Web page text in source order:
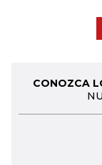
CONOZCA